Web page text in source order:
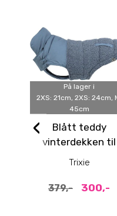
På lager i
2XS: 21cm, 2XS: 24cm,
45cm
Blått teddy
vinterdekken til
hund
Trixie
379,- 300,-
‹